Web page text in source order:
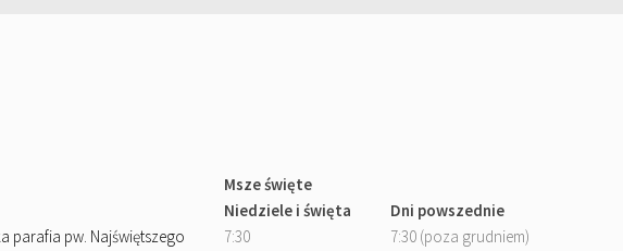
parafia pw. Najświętszego
Msze święte
Niedziele i święta
7:30
Dni powszednie
7:30 (poza grudniem)